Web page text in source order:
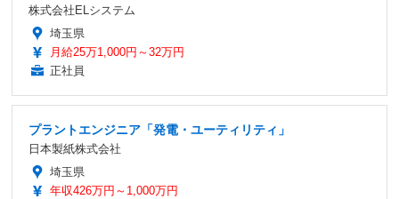
株式会社ELシステム
埼玉県
月給25万1,000円～32万円
正社員
プラントエンジニア「発電・ユーティリティ」
日本製紙株式会社
埼玉県
年収426万円～1,000万円